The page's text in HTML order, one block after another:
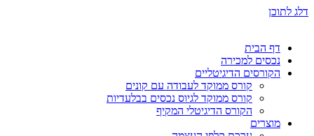
דלג לתוכן
דף הבית
נכסים למכירה
הקורסים הדיגיטליים
קורס ממוקד לעבודה עם קונים
קורס ממוקד לגיוס נכסים בבלעדיות
הקורס הדיגיטלי המקיף
מוצרים